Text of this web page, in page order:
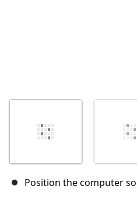
Position the computer